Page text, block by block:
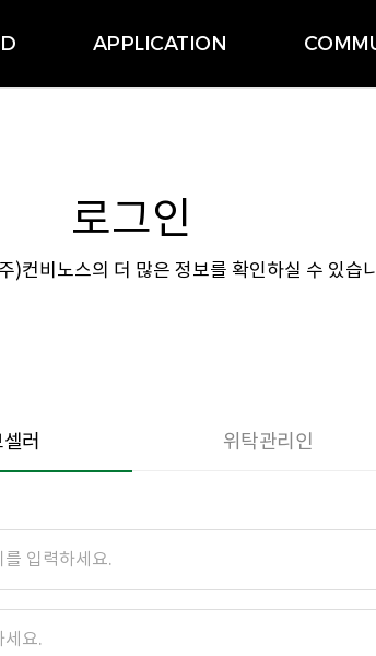
APPLICATION
로그인
)컨비노스의 더 많은 정보를 확인하실 수 있습
러 위탁관리인